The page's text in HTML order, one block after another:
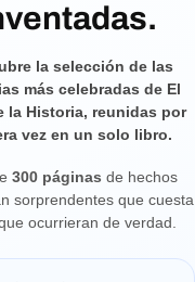
la selección de las
más celebradas de El
la Historia, reunidas por
vez en un solo libro.
300 páginas de hechos
sorprendentes que cuesta
ocurrieran de verdad.